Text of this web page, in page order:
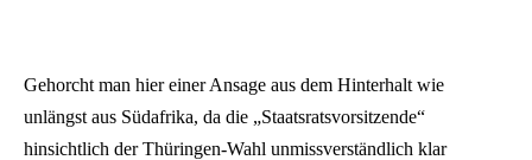
Gehorcht man hier einer Ansage aus dem Hinterhalt wie
unlängst aus Südafrika, da die „Staatsratsvorsitzende“
hinsichtlich der Thüringen-Wahl unmissverständlich klar